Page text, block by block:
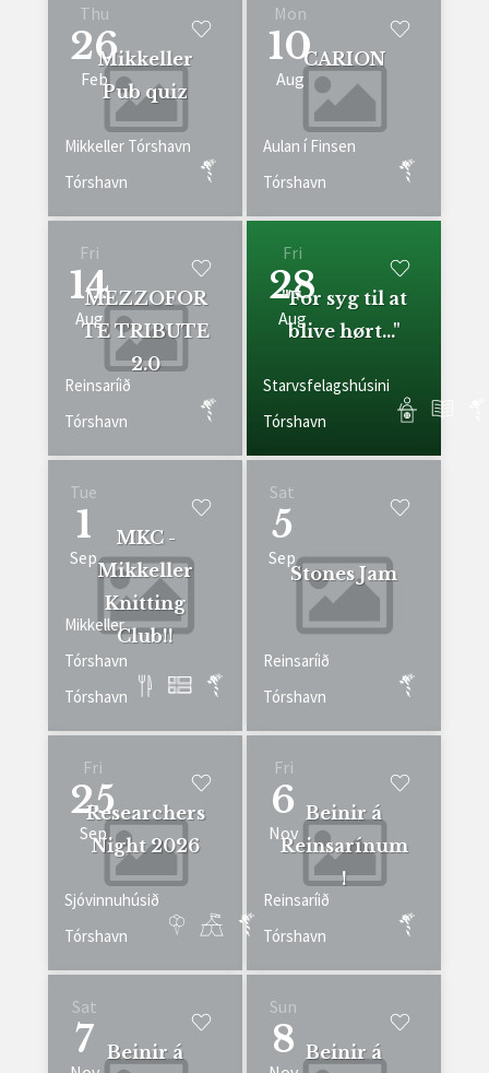
Thu
26
Feb
Mikkeller
Pub quiz
Mikkeller Tórshavn
Tórshavn
Mon
10
Aug
CARION
Aulan í Finsen
Tórshavn
Fri
14
Aug
MEZZOFOR
TE TRIBUTE
2.0
Reinsaríið
Tórshavn
Fri
28
Aug
"For syg til at
blive hørt..."
Starvsfelagshúsini
Tórshavn
Tue
1
Sep
MKC -
Mikkeller
Knitting
Club!!
Mikkeller
Tórshavn
Tórshavn
Sat
5
Sep
Stones Jam
Reinsaríið
Tórshavn
Fri
25
Sep
Researchers
Night 2026
Sjóvinnuhúsið
Tórshavn
Fri
6
Nov
Beinir á
Reinsarínum
!
Reinsaríið
Tórshavn
Sat
7 Beinir á
Sun
8 Beinir á